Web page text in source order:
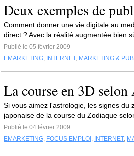
Deux exemples de
Comment donner une vie digitale au
direct ? Avec la réalité augmentée bien
Publié le 05 février 2009
EMARKETING, INTERNET, MARKETING &
La course en 3D selon
Si vous aimez l'astrologie, les signes du
japonaise de la course du Zodiaque
Publié le 04 février 2009
EMARKETING, FOCUS EMPLOI , INTERNET,